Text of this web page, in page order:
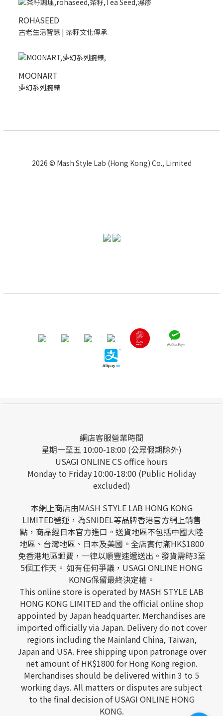
ROHASEED
古老生活智慧 | 茶籽文化傳承
MOONART
夢幻系列腕錶
2026 © Mash Style Lab (Hong Kong) Co., Limited
網店客服營業時間
星期一至五 10:00-18:00 (公眾假期除外)
USAGI ONLINE CS office hours
Monday to Friday 10:00-18:00 (Public Holiday
excluded)
本網上商店由MASH STYLE LAB HONG KONG
LIMITED營運，為SNIDEL等品牌香港官方網上銷售
點，商品經日本官方進口。送貨地區不包括中國大陸
地區、台灣地區、日本及美國。全店實付滿HK$1800
免香港地區郵費，一律以順豐速遞送出。發貨需時3至
5個工作天。 如有任何爭議，USAGI ONLINE HONG
KONG保留最終決定權。
This online store is operated by MASH STYLE LAB
HONG KONG LIMITED and the official online shop
appointed by Japan headquarter. Merchandises are
imported officially via Japan. Delivery do not cover
regions including the Mainland China, Taiwan,
Japan and USA. Free shipping upon patronage over
net amount of HK$1800 for Hong Kong region.
Merchandises should be delivered within 3 to 5
working days. All matters or disputes are subject
to the final decision of USAGI ONLINE HONG
KONG.